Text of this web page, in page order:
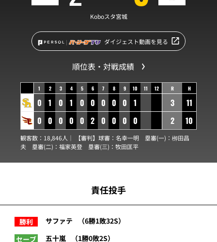
Koboスタ宮城
ダイジェスト動画を見る
順位表・対戦成績
1 2 3 4 5 6 7 8 9 10 11 12
0 1 0 1 0 0 0 0 0
1
0 0 0 0 0 2 0 0 0 0
R H
3
11
2
10
観客数：18,846人｜ 【審判】球審： 名幸一明 塁審(一)： 栁田昌
夫 塁審(二)： 福家英登 塁審(三)： 牧田匡平
責任投手
勝利 サファテ
（6勝1敗32S）
セーブ
五十嵐
（1勝0敗2S）